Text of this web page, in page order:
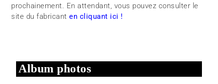
prochainement. En attendant, vous pouvez consulter le
site du fabricanten cliquant ici !
Album photos